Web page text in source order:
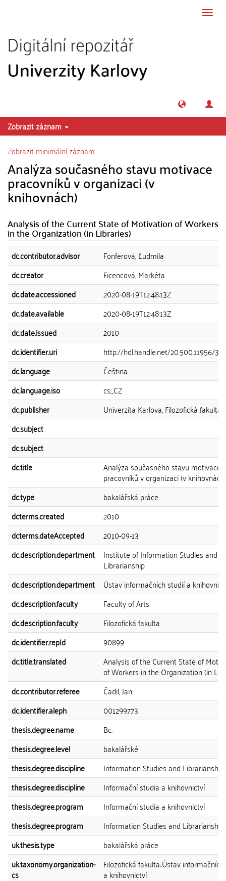
Zobrazit záznam
Zobrazit minimální záznam
Analýza současného stavu motivace
pracovníků v organizaci (v
knihovnách)
Analysis of the Current State of Motivation of Workers
in the Organization (in Libraries)
dc.contributor.advisor
Fonferová, Ľudmila
dc.creator
Ficencová, Markéta
dc.date.accessioned
2020-08-19T12:48:13Z
dc.date.available
2020-08-19T12:48:13Z
dc.date.issued
2010
dc.identifier.uri
http://hdl.handle.net/20.500.11956/
dc.language
Čeština
dc.language.iso
cs_CZ
dc.publisher
Univerzita Karlova, Filozofická fakulta
dc.subject
dc.subject
dc.title
Analýza současného stavu motivace
pracovníků v organizaci (v knihovnách)
dc.type
bakalářská práce
dcterms.created
2010
dcterms.dateAccepted
2010-09-13
dc.description.department
Institute of Information Studies and
Librarianship
dc.description.department
Ústav informačních studií a
dc.description.faculty
Faculty of Arts
dc.description.faculty
Filozofická fakulta
dc.identifier.repId
90899
dc.title.translated
Analysis of the Current State of
of Workers in the Organization (in
dc.contributor.referee
Čadil, Jan
dc.identifier.aleph
001299773
thesis.degree.name
Bc.
thesis.degree.level
bakalářské
thesis.degree.discipline
Information Studies and Librarianship
thesis.degree.discipline
Informační studia a knihovnictví
thesis.degree.program
Informační studia a knihovnictví
thesis.degree.program
Information Studies and Librarianship
uk.thesis.type
bakalářská práce
uk.taxonomy.organization-
cs
Filozofická fakulta::Ústav
a knihovnictví